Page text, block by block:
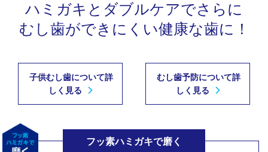
ハミガキとダブルケアでさらに
むし歯ができにくい健康な歯に！
子供むし歯について詳
しく見る
むし歯予防について詳
しく見る
フッ素ハミガキで磨く